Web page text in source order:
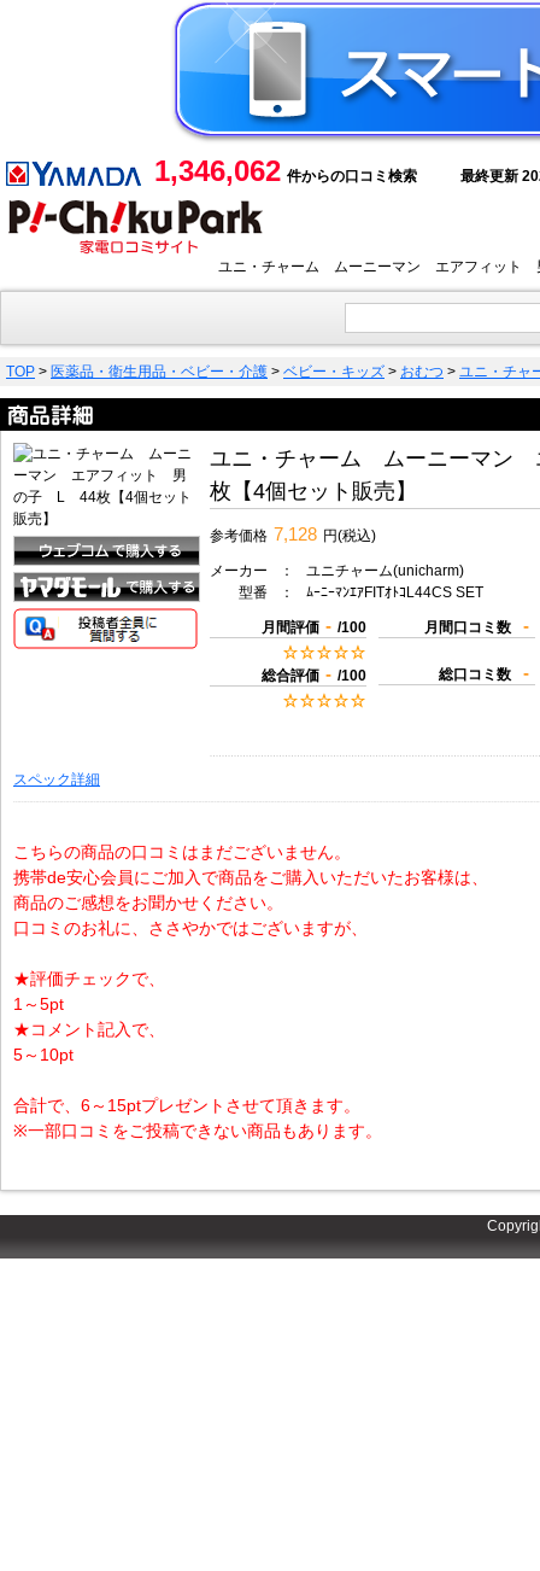
1,346,062 件からの口コミ検索 最終更新
ユニ・チャーム ムーニーマン エアフィット
TOP > 医薬品・衛生用品・ベビー・介護 > ベビー・キッズ > おむつ > ユニ・チ
ユニ・チャーム ムーニーマ
枚【4個セット販売】
参考価格 7,128 円(税込)
メーカー ：
ユニチャーム(unicharm)
型番
： ﾑｰﾆｰﾏﾝｴｱFITｵﾄｺL44CS SET
月間評価 - /100
総合評価 - /100
月間口コミ数 -
総口コミ数 -
スペック詳細
こちらの商品の口コミはまだございません。
携帯de安心会員にご加入で商品をご購入いただいたお客様は、
商品のご感想をお聞かせください。
口コミのお礼に、ささやかではございますが、
★評価チェックで、
1～5pt
★コメント記入で、
5～10pt
合計で、6～15ptプレゼントさせて頂きます。
※一部口コミをご投稿できない商品もあります。